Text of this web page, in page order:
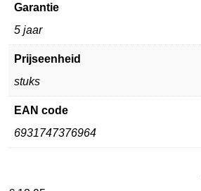
Garantie
5 jaar
Prijseenheid
stuks
EAN code
6931747376964